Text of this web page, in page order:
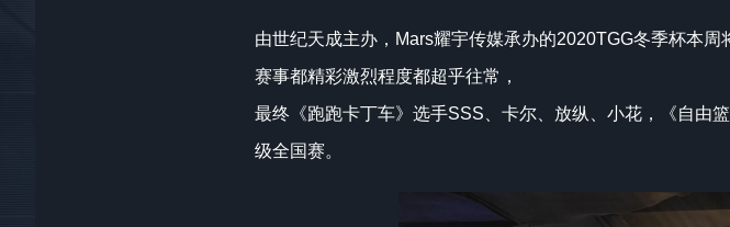
由世纪天成主办，Mars耀宇传媒承办的2020TGG冬季杯本
赛事都精彩激烈程度都超乎往常，
最终《跑跑卡丁车》选手SSS、卡尔、放纵、小花，《自由
级全国赛。